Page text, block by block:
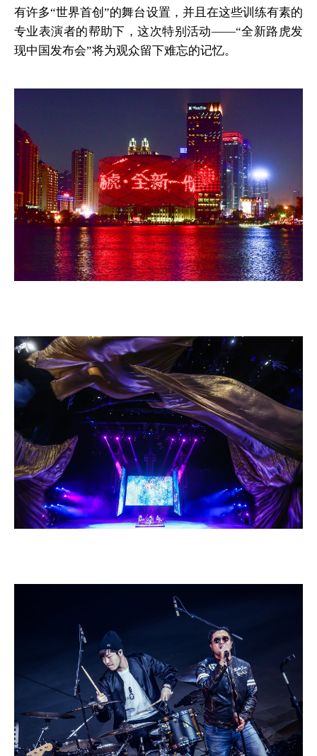
有许多“世界首创”的舞台设置，并且在这些训练有素的
专业表演者的帮助下，这次特别活动——“全新路虎发
现中国发布会”将为观众留下难忘的记忆。